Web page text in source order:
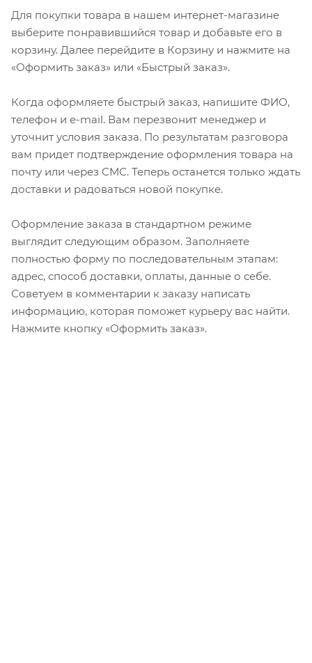
Для покупки товара в нашем интернет-магазине
выберите понравившийся товар и добавьте его в
корзину. Далее перейдите в Корзину и нажмите на
«Оформить заказ» или «Быстрый заказ».
Когда оформляете быстрый заказ, напишите ФИО,
телефон и e-mail. Вам перезвонит менеджер и
уточнит условия заказа. По результатам разговора
вам придет подтверждение оформления товара на
почту или через СМС. Теперь останется только ждать
доставки и радоваться новой покупке.
Оформление заказа в стандартном режиме
выглядит следующим образом. Заполняете
полностью форму по последовательным этапам:
адрес, способ доставки, оплаты, данные о себе.
Советуем в комментарии к заказу написать
информацию, которая поможет курьеру вас найти.
Нажмите кнопку «Оформить заказ».